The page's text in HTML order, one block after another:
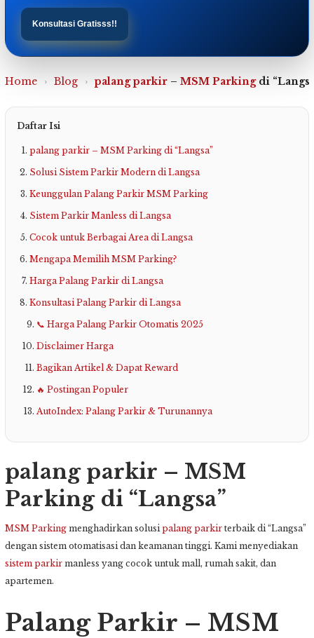
Konsultasi Gratisss!!
Home › Blog › palang parkir – MSM Parkingdi
Daftar Isi
palang parkir – MSM Parking di “Langsa”
Solusi Sistem Parkir Modern di Langsa
Keunggulan Palang Parkir MSM Parking
Sistem Parkir Manless di Langsa
Cocok untuk Berbagai Area di Langsa
Mengapa Memilih MSM Parking?
Harga Palang Parkir di Langsa
Konsultasi Palang Parkir di Langsa
📞 Harga Palang Parkir Otomatis 2025
Disclaimer Harga
Bagikan Artikel & Dapat Reward
🔥 Postingan Populer
AutoIndex: Palang Parkir & Turunannya
palang parkir – MSM
Parking di “Langsa”
MSM Parking menghadirkan solusipalang parkir terbaik di “Langsa”
dengan sistem otomatisasi dan keamanan tinggi. Kami menyediakan
sistem parkir manless yang cocok untuk mall, rumah sakit, dan
apartemen.
Palang Parkir – MSM